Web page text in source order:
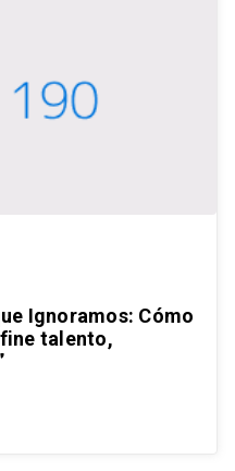
Ignoramos: Cómo
talento,